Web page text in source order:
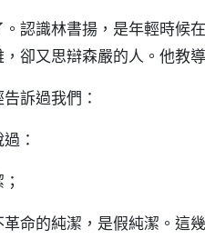
認識林書揚，是年輕時候
卻又思辯森嚴的人。他教
訴過我們：
：
命的純潔，是假純潔。這